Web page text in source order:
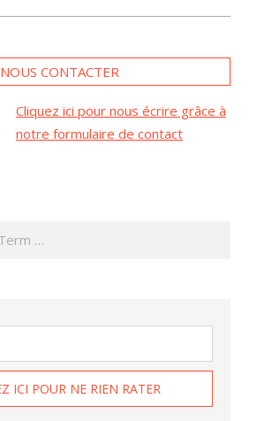
NOUS CONTACTER
Cliquez ici pour nous écrire grâce à
notre formulaire de contact